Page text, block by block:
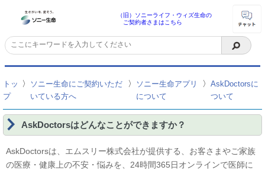
（旧）ソニーライフ・ウィズ生命の
ご契約者さまはこちら
トッ
プ
〉
ソニー生命にご契約いただ
いている方へ
〉
ソニー生命アプリ
について
〉 AskDoctorsに
ついて
AskDoctorsはどんなことができますか？
AskDoctorsは、エムスリー株式会社が提供する、お客さまやご家族
の医療・健康上の不安・悩みを、24時間365日オンラインで医師に